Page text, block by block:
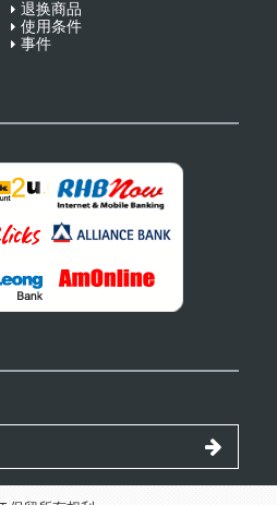
退换商品
使用条件
事件